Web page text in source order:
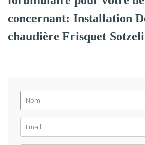
concernant: Installation
chaudière Frisquet